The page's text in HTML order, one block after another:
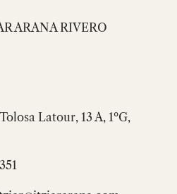
ARANA RIVERO
Latour, 13 A, 1ºG,